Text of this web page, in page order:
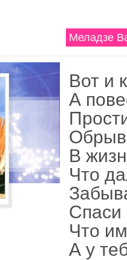
Меладзе
Вот и
А
В
Что
Спаси
Что
А у